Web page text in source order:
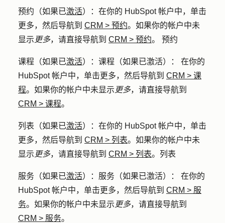
预约 （如果已激活）：在你的 HubSpot 帐户中，单击
更多，然后导航到 CRM > 预约。如果你的帐户中未
显示 更多，请直接导航到 CRM > 预约。 预约
课程 （如果已激活）：课程（如果已激活）： 在你的
HubSpot 帐户中，单击更多，然后导航到 CRM > 课
程。如果你的帐户中未显示 更多，请直接导航到
CRM > 课程。
列表 （如果已激活）：在你的 HubSpot 帐户中，单击
更多，然后导航到 CRM > 列表。如果你的帐户中未
显示 更多，请直接导航到 CRM > 列表。列表
服务 （如果已激活）：服务（如果已激活）： 在你的
HubSpot 帐户中，单击更多，然后导航到 CRM > 服
务。如果你的帐户中未显示 更多，请直接导航到
CRM > 服务。